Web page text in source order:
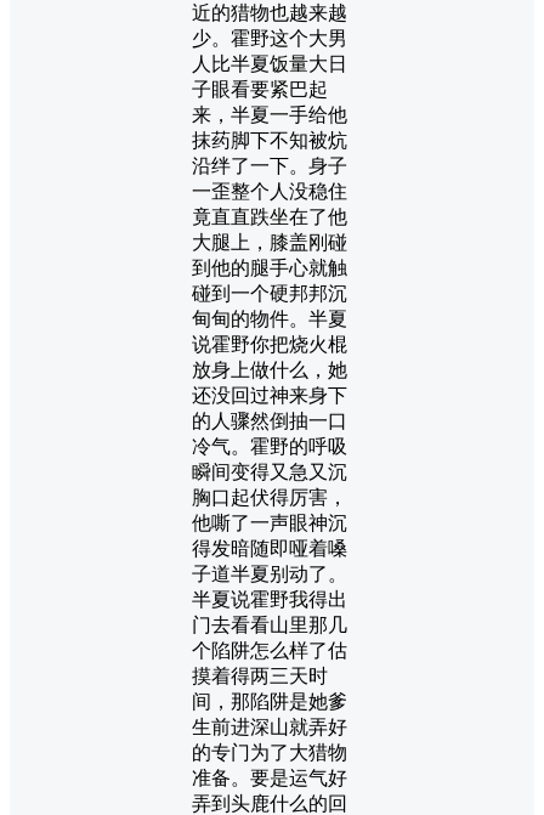
近的猎物也越来越
少。霍野这个大男
人比半夏饭量大日
子眼看要紧巴起
来，半夏一手给他
抹药脚下不知被炕
沿绊了一下。身子
一歪整个人没稳住
竟直直跌坐在了他
大腿上，膝盖刚碰
到他的腿手心就触
碰到一个硬邦邦沉
甸甸的物件。半夏
说霍野你把烧火棍
放身上做什么，她
还没回过神来身下
的人骤然倒抽一口
冷气。霍野的呼吸
瞬间变得又急又沉
胸口起伏得厉害，
他嘶了一声眼神沉
得发暗随即哑着嗓
子道半夏别动了。
半夏说霍野我得出
门去看看山里那几
个陷阱怎么样了估
摸着得两三天时
间，那陷阱是她爹
生前进深山就弄好
的专门为了大猎物
准备。要是运气好
弄到头鹿什么的回